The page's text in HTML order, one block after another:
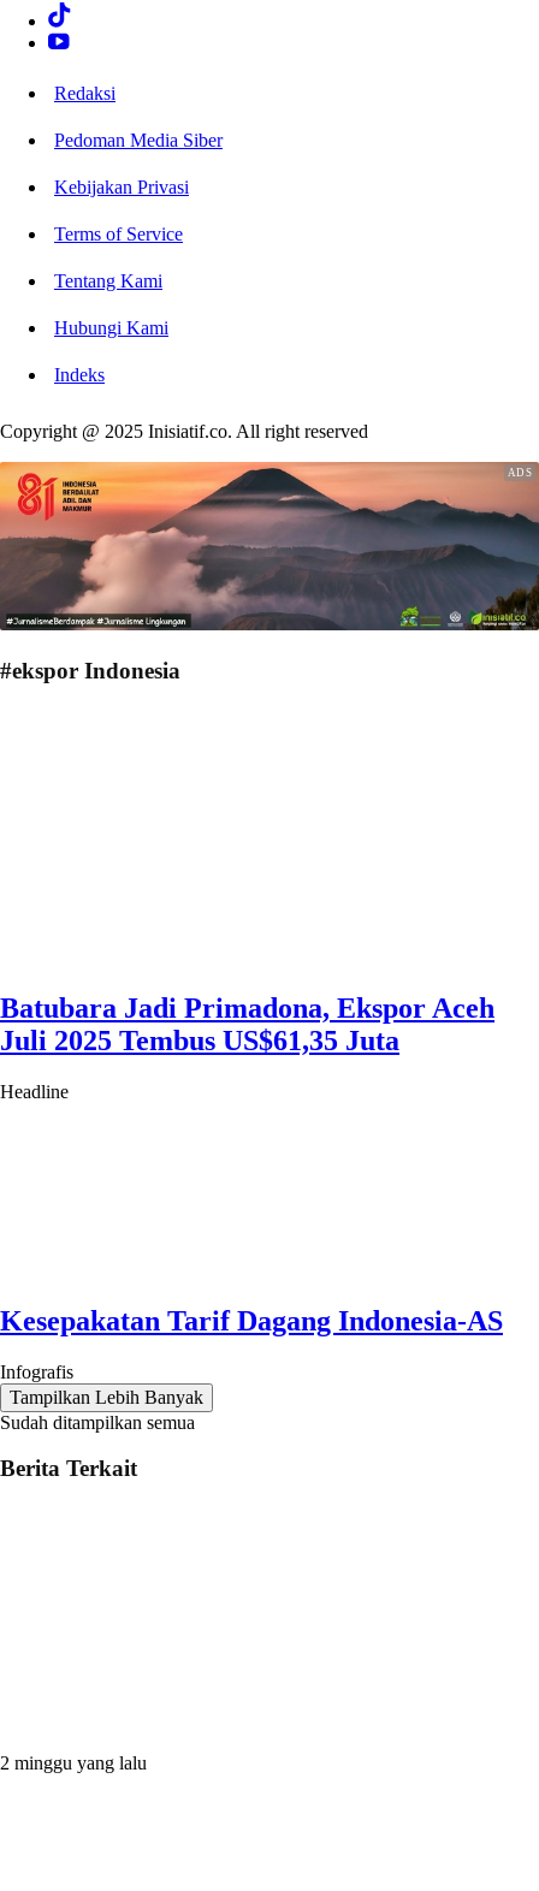
Redaksi
Pedoman Media Siber
Kebijakan Privasi
Terms of Service
Tentang Kami
Hubungi Kami
Indeks
Copyright @ 2025 Inisiatif.co. All right reserved
#ekspor Indonesia
Batubara Jadi Primadona, Ekspor Aceh
Juli 2025 Tembus US$61,35 Juta
Headline
Kesepakatan Tarif Dagang Indonesia-AS
Infografis
Tampilkan Lebih Banyak
Sudah ditampilkan semua
Berita Terkait
2 minggu yang lalu